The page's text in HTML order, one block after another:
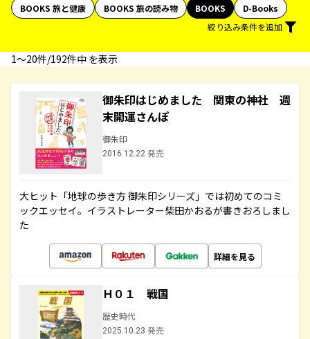
BOOKS 旅と健康
BOOKS 旅の読み物 BOOKS
D-Books
絞り込み条件を追加
1〜20件/192件中 を表示
御朱印はじめました 関東の神社 週
末開運さんぽ
御朱印
2016.12.22 発売
大ヒット「地球の歩き方 御朱印シリーズ」では初めてのコミ
ックエッセイ。イラストレーター柴田かおるが書きおろしまし
た
詳細を見る
Ｈ０１ 戦国
歴史時代
2025.10.23 発売